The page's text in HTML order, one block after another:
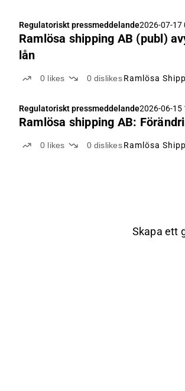
Regulatoriskt pressmeddelande2026-07-17
Ramlösa shipping AB (publ)
lån
0 likes 0 dislikes Ramlösa
Regulatoriskt pressmeddelande2026-06-15
Ramlösa shipping AB:
0 likes 0 dislikes Ramlösa
Skapa ett